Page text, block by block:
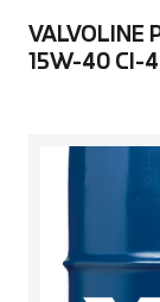
VALVOLINE
15W-40 CI-